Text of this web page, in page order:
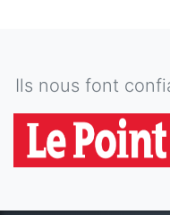
Ils nous font